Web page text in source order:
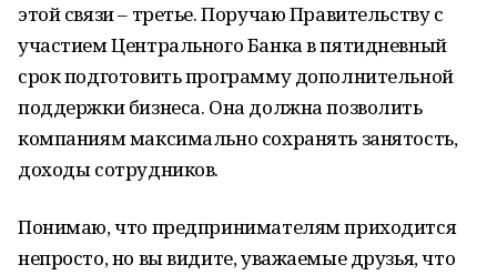
этой связи – третье. Поручаю Правительству с
участием Центрального Банка в пятидневный
срок подготовить программу дополнительной
поддержки бизнеса. Она должна позволить
компаниям максимально сохранять занятость,
доходы сотрудников.
Понимаю, что предпринимателям приходится
непросто, но вы видите, уважаемые друзья, что